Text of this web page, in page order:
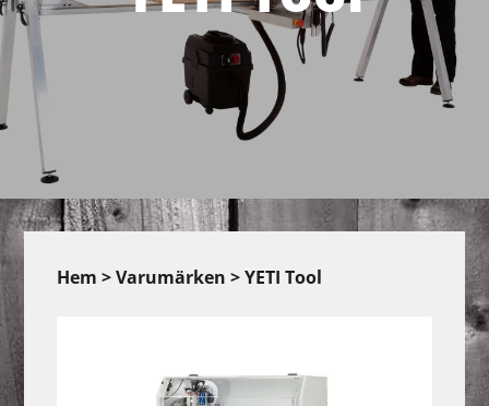
Hem >Varumärken > YETI Tool